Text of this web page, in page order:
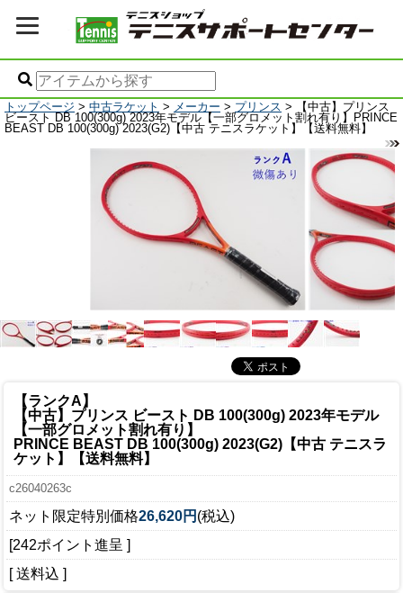
トップページ > 中古ラケット > メーカー > プリンス > 【中古】プリンス
ビースト DB 100(300g) 2023年モデル【一部グロメット割れ有り】PRINCE
BEAST DB 100(300g) 2023(G2)【中古 テニスラケット】【送料無料】
【ランクA】
【中古】プリンス ビースト DB 100(300g) 2023年モデル
【一部グロメット割れ有り】
PRINCE BEAST DB 100(300g) 2023(G2)【中古 テニスラ
ケット】【送料無料】
c26040263c
ネット限定特別価格26,620円 (税込)
[242ポイント進呈 ]
[ 送料込 ]